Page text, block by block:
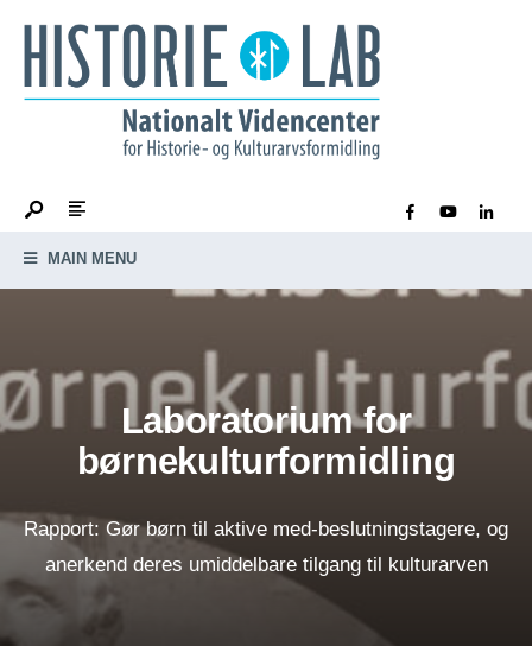
MAIN MENU
Laboratorium for
børnekulturformidling
Rapport: Gør børn til aktive med-beslutningstagere, og
anerkend deres umiddelbare tilgang til kulturarven